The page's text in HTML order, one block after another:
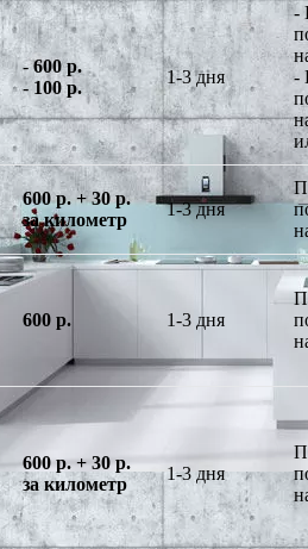
-600 р.
- 100 р.
1-3 дня
-
-
600 р. + 30 р.
за километр
1-3 дня
600 р. 1-3 дня
600 р. + 30 р.
за километр
1-3 дня